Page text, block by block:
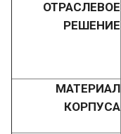
ОТРАСЛЕВОЕ
РЕШЕНИЕ
МАТЕРИАЛ
КОРПУСА